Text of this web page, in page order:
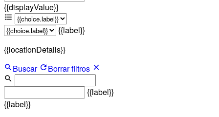
{{displayValue}}
{{label}}
{{locationDetails}}
Buscar
Borrar filtros
{{label}}
{{label}}